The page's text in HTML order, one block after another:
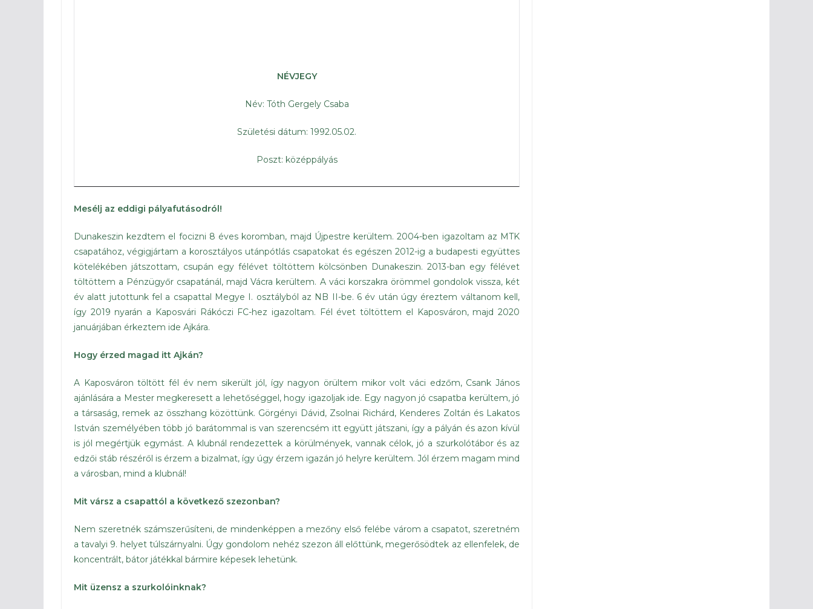
NÉVJEGY
Név: Tóth Gergely Csaba
Születési dátum: 1992.05.02.
Poszt: középpályás
Mesélj az eddigi pályafutásodról!
Dunakeszin kezdtem el focizni 8 éves koromban, majd Újpestre kerültem. 2004-ben igazoltam az MTK
csapatához, végigjártam a korosztályos utánpótlás csapatokat és egészen 2012-ig a budapesti együttes
kötelékében játszottam, csupán egy félévet töltöttem kölcsönben Dunakeszin. 2013-ban egy félévet
töltöttem a Pénzügyőr csapatánál, majd Vácra kerültem. A váci korszakra örömmel gondolok vissza, két
év alatt jutottunk fel a csapattal Megye I. osztályból az NB II-be. 6 év után úgy éreztem váltanom kell,
így 2019 nyarán a Kaposvári Rákóczi FC-hez igazoltam. Fél évet töltöttem el Kaposváron, majd 2020
januárjában érkeztem ide Ajkára.
Hogy érzed magad itt Ajkán?
A Kaposváron töltött fél év nem sikerült jól, így nagyon örültem mikor volt váci edzőm, Csank János
ajánlására a Mester megkeresett a lehetőséggel, hogy igazoljak ide. Egy nagyon jó csapatba kerültem, jó
a társaság, remek az összhang közöttünk. Görgényi Dávid, Zsolnai Richárd, Kenderes Zoltán és Lakatos
István személyében több jó barátommal is van szerencsém itt együtt játszani, így a pályán és azon kívül
is jól megértjük egymást. A klubnál rendezettek a körülmények, vannak célok, jó a szurkolótábor és az
edzői stáb részéről is érzem a bizalmat, így úgy érzem igazán jó helyre kerültem. Jól érzem magam mind
a városban, mind a klubnál!
Mit vársz a csapattól a következő szezonban?
Nem szeretnék számszerűsíteni, de mindenképpen a mezőny első felébe várom a csapatot, szeretném
a tavalyi 9. helyet túlszárnyalni. Úgy gondolom nehéz szezon áll előttünk, megerősödtek az ellenfelek, de
koncentrált, bátor játékkal bármire képesek lehetünk.
Mit üzensz a szurkolóinknak?